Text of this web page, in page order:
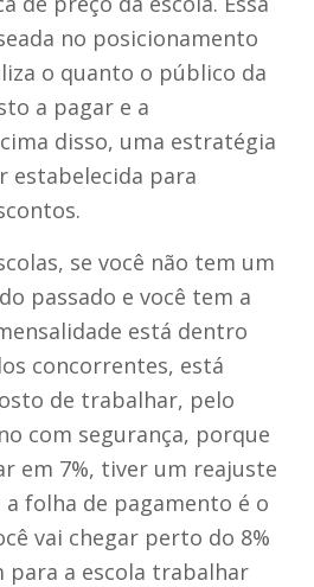
no posicionamento
o quanto o público da
a pagar e a
disso, uma estratégia
estabelecida para
se você não tem um
passado e você tem a
está dentro
concorrentes, está
de trabalhar, pelo
com segurança, porque
em 7%, tiver um reajuste
a folha de pagamento é o
vai chegar perto do 8%
para a escola trabalhar